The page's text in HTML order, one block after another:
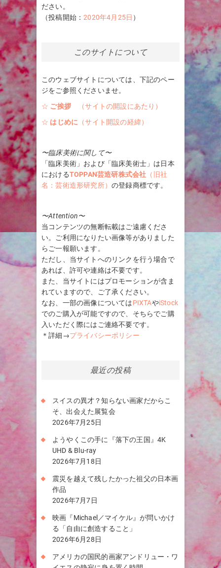
ださい。
（投稿開始：2020年4月25日 ）
このサイトについて
このウェブサイトについては、下記のペー
ジをご参照くださいませ。
☆ ご挨拶
（サイトの開設にあたり）
☆ はじめに （サイト開設の経緯）
〜臨床美術に関して〜
「臨床美術」および「臨床美術士」は日本
におけるTOPPAN芸造研株式会社 （旧社
名：芸術造形研究所） の登録商標です。
〜Attention〜
当コンテンツの無断転載はご遠慮くださ
い。ご利用になりたい画像等がありました
らご一報願います。
ただし、当サイトへのリンクを行う場合で
あれば、許可や連絡は不要です。
また、当サイトにはプロモーションが含ま
れていますので、ご了承ください。
なお、一部の画像についてはPIXTAやiStock
でのご購入が可能ですので、そちらでご購
入いただく際にはご連絡不要です。
＊詳細→プライバシーポリシー
最近の投稿
スイスの異才？知らない画家だからこ
そ、出会えた展覧会
2026年7月25日
ようやくこの手に『落下の王国』4K
UHD & Blu-ray
2026年7月18日
震災を越えて残したかった祖父の日本画
作品
2026年7月7日
映画『Michael／マイケル』が問いかけ
る「自由に創造すること」
2026年6月28日
アメリカの国民的画家アンドリュー・ワ